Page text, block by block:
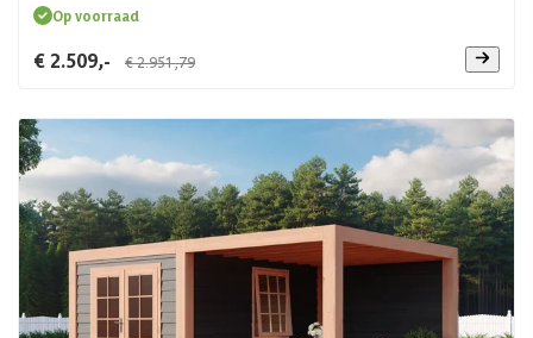
Op voorraad
€ 2.509,- € 2.951,79